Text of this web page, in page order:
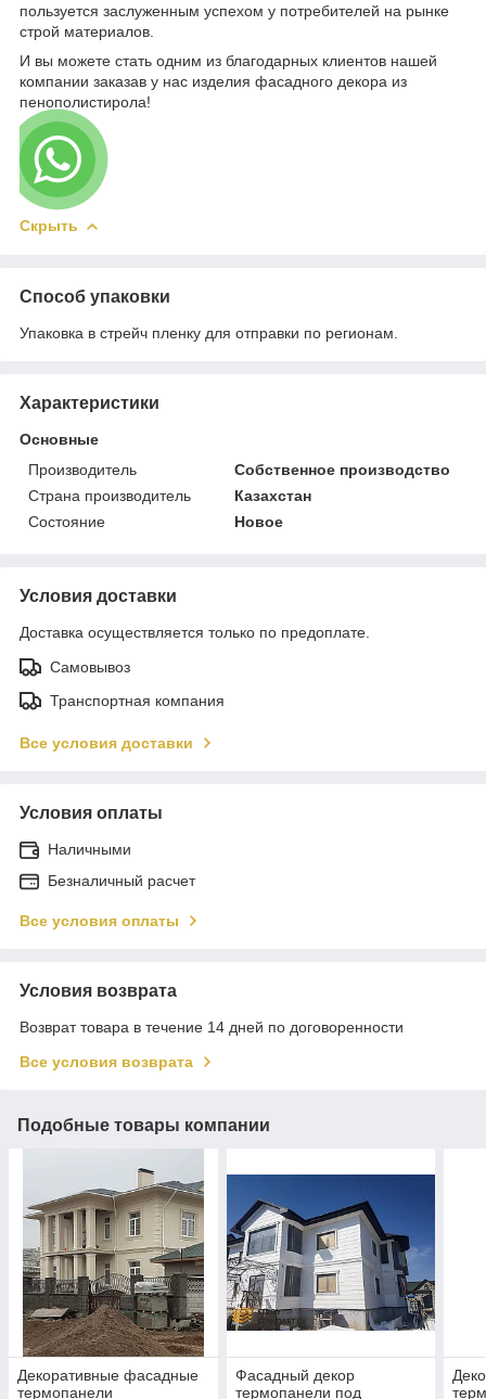
пользуется заслуженным успехом у потребителей на рынке
строй материалов.
И вы можете стать одним из благодарных клиентов нашей
компании заказав у нас изделия фасадного декора из
пенополистирола!
Скрыть
Способ упаковки
Упаковка в стрейч пленку для отправки по регионам.
Характеристики
Основные
Производитель
Собственное производство
Страна производитель
Казахстан
Состояние
Новое
Условия доставки
Доставка осуществляется только по предоплате.
Самовывоз
Транспортная компания
Все условия доставки
Условия оплаты
Наличными
Безналичный расчет
Все условия оплаты
Условия возврата
Возврат товара в течение 14 дней по договоренности
Все условия возврата
Подобные товары компании
Декоративные фасадные
термопанели
Фасадный декор
термопанели под